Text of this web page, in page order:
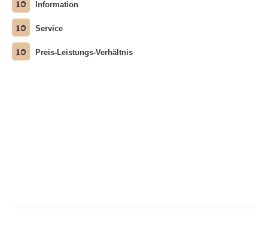
10 Information
10 Service
10 Preis-Leistungs-Verhältnis